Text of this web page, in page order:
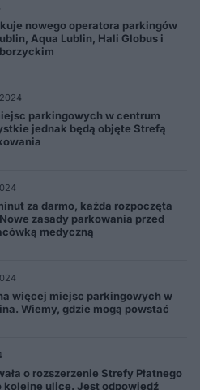
nowego operatora parkingów
Aqua Lublin, Hali Globus i
parkingowych w centrum
jednak będą objęte Strefą
za darmo, każda rozpoczęta
zasady parkowania przed
medyczną
więcej miejsc parkingowych w
Wiemy, gdzie mogą powstać
o rozszerzenie Strefy Płatnego
kolejne ulice. Jest odpowiedź